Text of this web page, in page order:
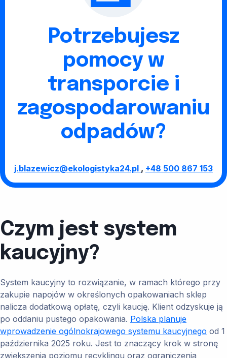
Potrzebujesz
pomocy w
transporcie i
zagospodarowaniu
odpadów?
j.blazewicz@ekologistyka24.pl , +48 500 867 153
Czym jest system
kaucyjny?
System kaucyjny to rozwiązanie, w ramach którego przy
zakupie napojów w określonych opakowaniach sklep
nalicza dodatkową opłatę, czyli kaucję. Klient odzyskuje ją
po oddaniu pustego opakowania. Polska planuje
wprowadzenie ogólnokrajowego systemu kaucyjnego od 1
października 2025 roku. Jest to znaczący krok w stronę
zwiększenia poziomu recyklingu oraz ograniczenia